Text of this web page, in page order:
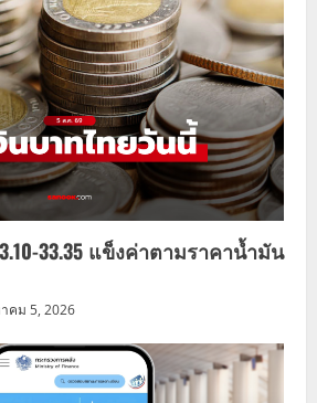
33.35 แข็งค่าตามราคาน้ำมัน
คม 5, 2026